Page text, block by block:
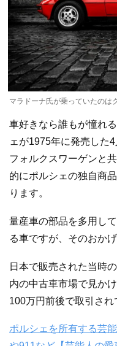
マラドーナ氏が乗っていたのは
車好きなら誰もが憧れ
ェが1975年に発売した
フォルクスワーゲンと
的にポルシェの独自商
ります。
量産車の部品を多用し
る車ですが、そのおか
日本で販売された当時
内の中古車市場で見か
100万円前後で取引され
ポルシェを所有する芸